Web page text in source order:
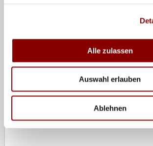
Alle zulassen
Auswahl erlauben
Ablehnen
Das passiert diese Woche!